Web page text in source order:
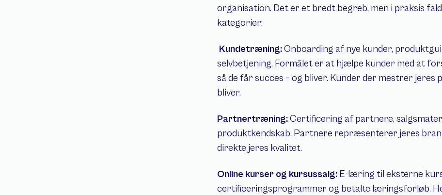
organisation. Det er et bredt begreb, men i praksis
kategorier:
Kundetræning: Onboarding af nye kunder,
selvbetjening. Formålet er at hjælpe kunder med at
så de får succes – og bliver. Kunder der mestrer jeres
bliver.
Partnertræning: Certificering af partnere,
produktkendskab. Partnere repræsenterer jeres
direkte jeres kvalitet.
Online kurser og kursussalg: E-læring til eksterne
certificeringsprogrammer og betalte læringsforløb.